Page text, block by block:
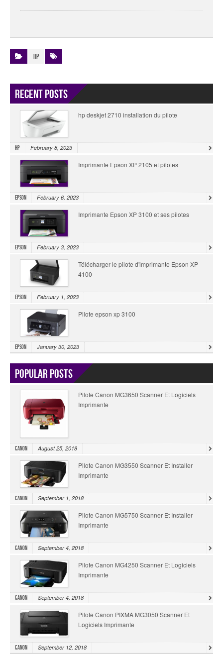
HP
Recent Posts
hp deskjet 2710 installation du pilote
HP February 8, 2023
Imprimante Epson XP 2105 et pilotes
Epson February 6, 2023
Imprimante Epson XP 3100 et ses pilotes
Epson February 3, 2023
Télécharger le pilote d'imprimante Epson XP
4100
Epson February 1, 2023
Pilote epson xp 3100
Epson January 30, 2023
Popular Posts
Pilote Canon MG3650 Scanner Et Logiciels
Imprimante
Canon August 25, 2018
Pilote Canon MG3550 Scanner Et Installer
Imprimante
Canon September 1, 2018
Pilote Canon MG5750 Scanner Et Installer
Imprimante
Canon September 4, 2018
Pilote Canon MG4250 Scanner Et Logiciels
Imprimante
Canon September 4, 2018
Pilote Canon PIXMA MG3050 Scanner Et
Logiciels Imprimante
Canon September 12, 2018